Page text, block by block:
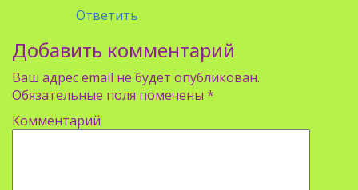
Ответить
Добавить комментарий
Ваш адрес email не будет опубликован.
Обязательные поля помечены *
Комментарий